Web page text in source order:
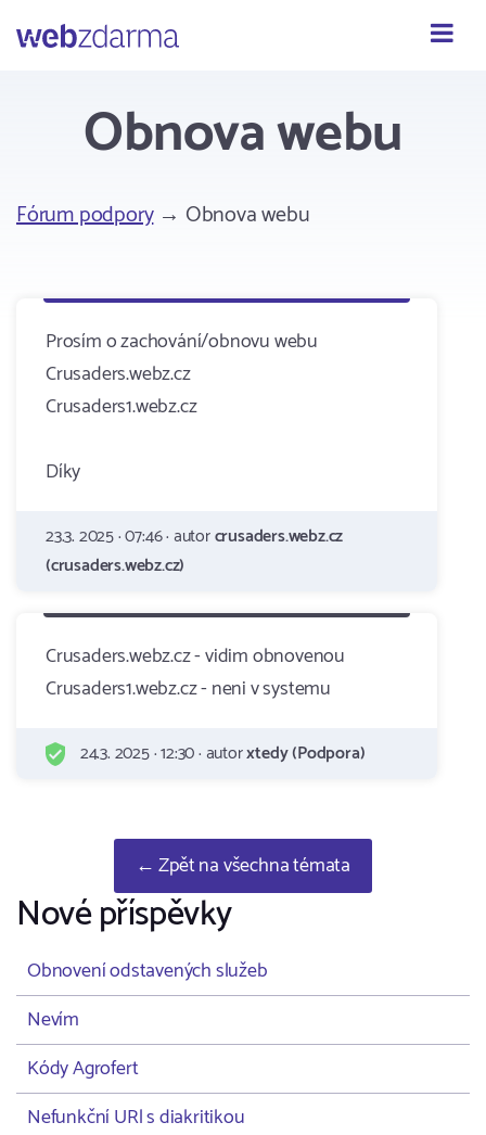
Webzdarma
Obnova webu
Fórum podpory→ Obnova webu
Prosím o zachování/obnovu webu
Crusaders.webz.cz
Crusaders1.webz.cz
Díky
23.3. 2025 · 07:46 · autorcrusaders.webz.cz
(crusaders.webz.cz)
Crusaders.webz.cz - vidim obnovenou
Crusaders1.webz.cz - neni v systemu
24.3. 2025 · 12:30 · autorxtedy (Podpora)
← Zpět na všechna témata
Nové příspěvky
Obnovení odstavených služeb
Nevím
Kódy Agrofert
Nefunkční URl s diakritikou